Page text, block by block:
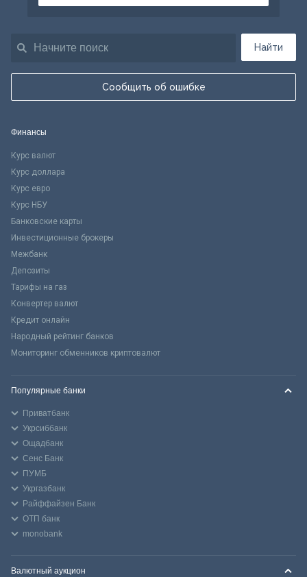
Найти
Сообщить об ошибке
Финансы
Курс валют
Курс доллара
Курс евро
Курс НБУ
Банковские карты
Инвестиционные брокеры
Межбанк
Депозиты
Тарифы на газ
Конвертер валют
Кредит онлайн
Народный рейтинг банков
Мониторинг обменников криптовалют
Популярные банки
Приватбанк
Укрсиббанк
Ощадбанк
Сенс Банк
ПУМБ
Укргазбанк
Райффайзен Банк
ОТП банк
monobank
Валютный аукцион